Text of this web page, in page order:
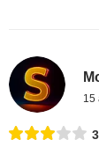
15